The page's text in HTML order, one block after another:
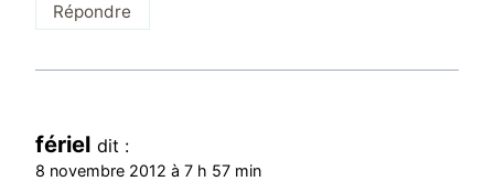
Répondre
fériel dit :
8 novembre 2012 à 7 h 57 min